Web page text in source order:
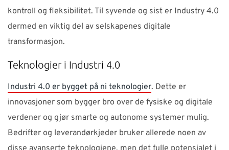
kontroll og fleksibilitet. Til syvende og sist er Industry 4.0
dermed en viktig del av selskapenes digitale
transformasjon.
Teknologier i Industri 4.0
Industri 4.0 er bygget på ni teknologier. Dette er
innovasjoner som bygger bro over de fysiske og digitale
verdener og gjør smarte og autonome systemer mulig.
Bedrifter og leverandørkjeder bruker allerede noen av